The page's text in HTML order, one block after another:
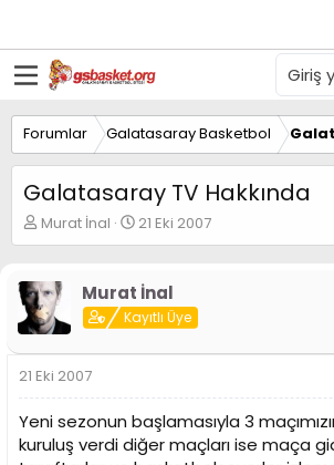
Giriş
Forumlar Galatasaray Basketbol
Galatasaray TV Hakkında
K
o
u
y
u
B
a
ş
l
a
t
Murat İnal
B
a
a
n
ı
t
a
r
21 Eki 2007
Murat İnal
Kayıtlı Üye
21 Eki 2007
Yeni sezonun başlamasıyla 3
kuruluş verdi diğer maçları ise maça